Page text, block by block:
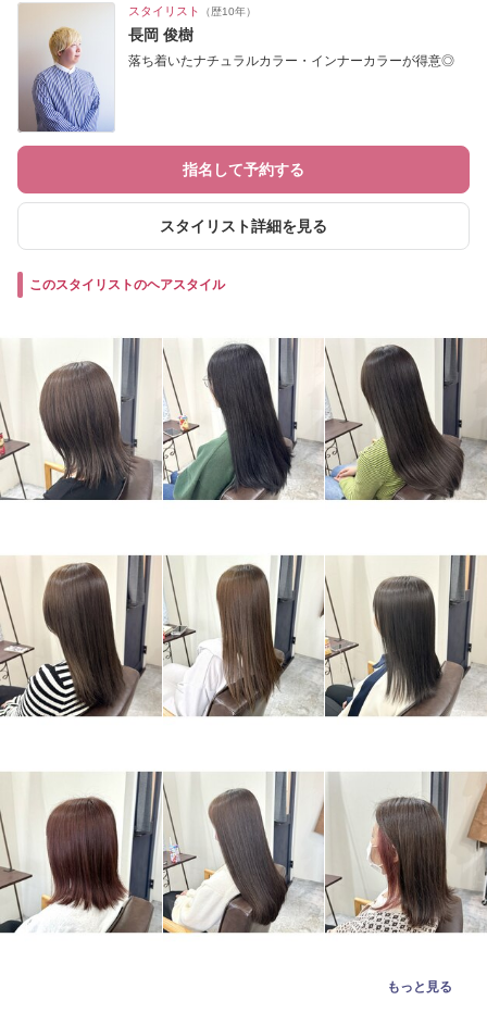
スタイリスト （歴10年）
長岡 俊樹
落ち着いたナチュラルカラー・インナーカラーが得意◎
指名して予約する
スタイリスト詳細を見る
このスタイリストのヘアスタイル
もっと見る